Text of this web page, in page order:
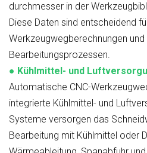
durchmesser in der
Diese Daten sind entscheidend
Werkzeugwegberechnungen
Bearbeitungsprozessen.
● Kühlmittel- und
Automatische CNC-
integrierte Kühlmittel- und
Systeme versorgen das
Bearbeitung mit Kühlmittel oder